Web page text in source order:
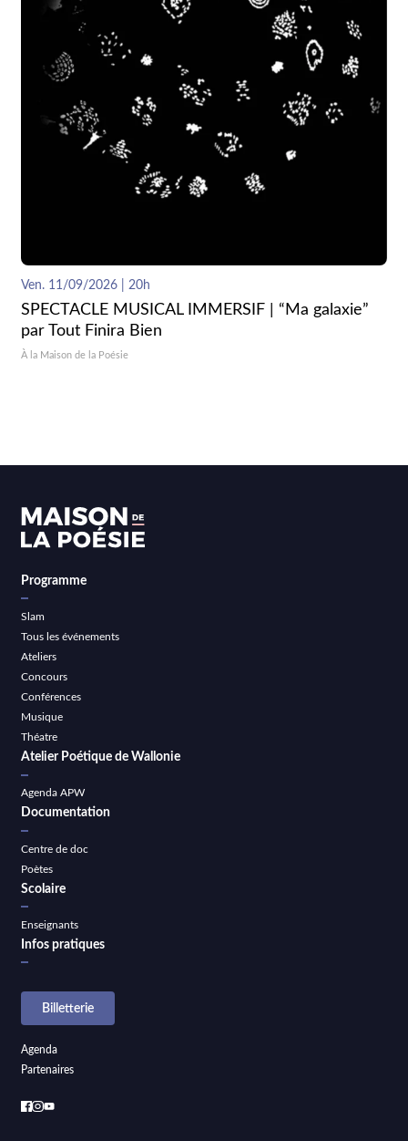
Ven. 11/09/2026 | 20h
SPECTACLE MUSICAL IMMERSIF | “Ma galaxie”
par Tout Finira Bien
À la Maison de la Poésie
Programme
Slam
Tous les événements
Ateliers
Concours
Conférences
Musique
Théatre
Atelier Poétique de Wallonie
Agenda APW
Documentation
Centre de doc
Poètes
Scolaire
Enseignants
Infos pratiques
Billetterie
Agenda
Partenaires